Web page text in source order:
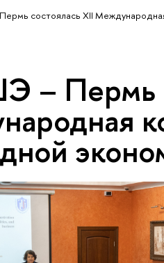
состоялась XII
– Пермь